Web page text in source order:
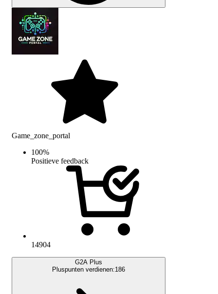
Game_zone_portal
100%
Positieve feedback
14904
G2A Plus
Pluspunten verdienen:186